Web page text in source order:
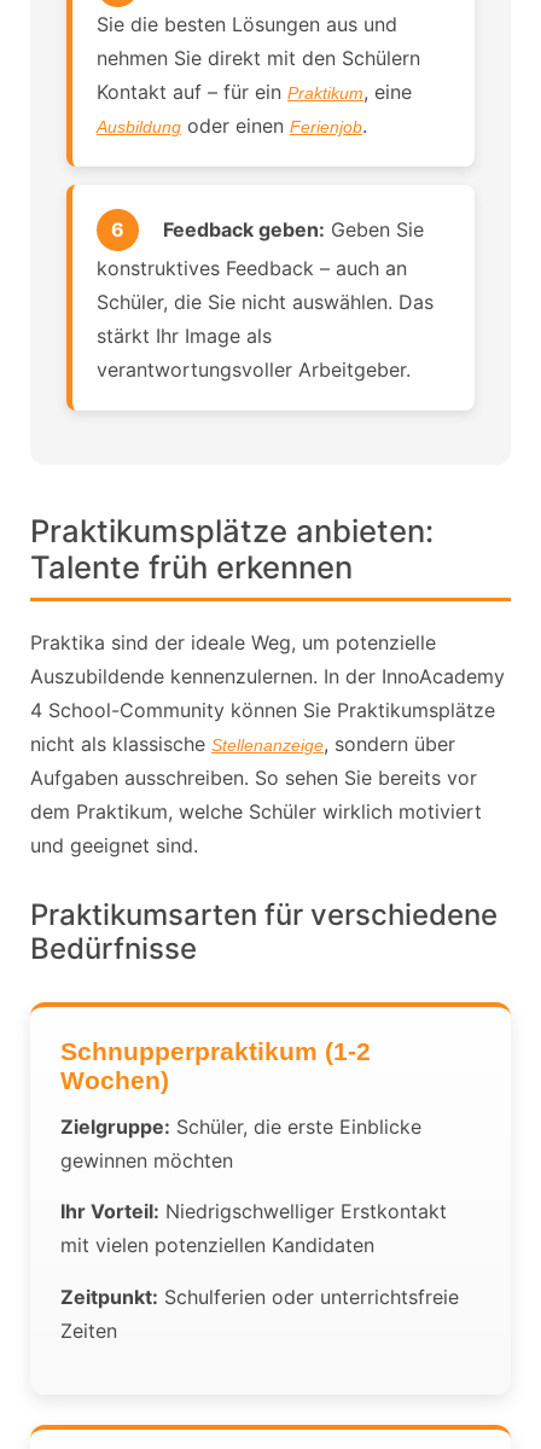
Sie die besten Lösungen aus und
nehmen Sie direkt mit den Schülern
Kontakt auf – für ein Praktikum, eine
Ausbildung oder einen Ferienjob.
6 Feedback geben: Geben Sie
konstruktives Feedback – auch an
Schüler, die Sie nicht auswählen. Das
stärkt Ihr Image als
verantwortungsvoller Arbeitgeber.
Praktikumsplätze anbieten:
Talente früh erkennen
Praktika sind der ideale Weg, um potenzielle
Auszubildende kennenzulernen. In der InnoAcademy
4 School-Community können Sie Praktikumsplätze
nicht als klassische Stellenanzeige, sondern über
Aufgaben ausschreiben. So sehen Sie bereits vor
dem Praktikum, welche Schüler wirklich motiviert
und geeignet sind.
Praktikumsarten für verschiedene
Bedürfnisse
Schnupperpraktikum (1-2
Wochen)
Zielgruppe: Schüler, die erste Einblicke
gewinnen möchten
Ihr Vorteil: Niedrigschwelliger Erstkontakt
mit vielen potenziellen Kandidaten
Zeitpunkt: Schulferien oder unterrichtsfreie
Zeiten